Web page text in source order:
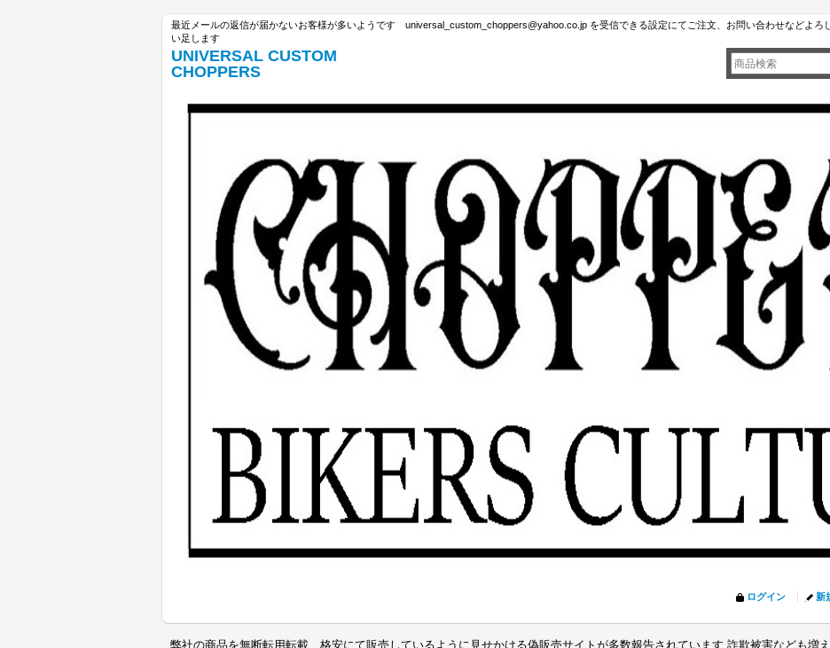
最近メールの返信が届かないお客様が多いようです universal_custom_choppers@yahoo.co.jp を受信できる設定にてご注文、お問い合わせなどよろ
い足します
UNIVERSAL CUSTOM
CHOPPERS
ログイン 新
弊社の商品を無断転用転載、格安にて販売しているように見せかける偽販売サイトが多数報告されています 詐欺被害なども増